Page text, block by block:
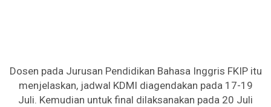
Dosen pada Jurusan Pendidikan Bahasa Inggris FKIP itu
menjelaskan, jadwal KDMI diagendakan pada 17-19
Juli. Kemudian untuk final dilaksanakan pada 20 Juli